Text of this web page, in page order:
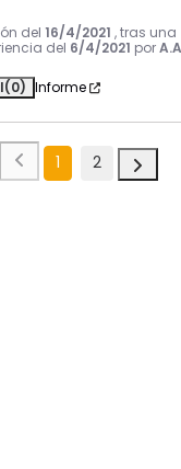
del 16/4/2021 , tras una
del 6/4/2021 por
(0) Informe
1 2